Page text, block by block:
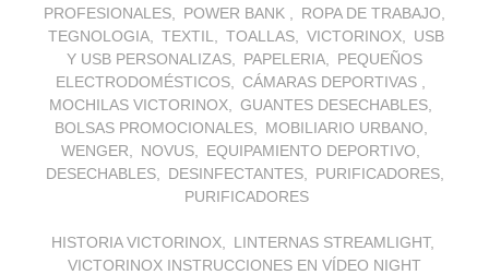
PROFESIONALES
POWER BANK
ROPA DE TRABAJO
TEGNOLOGIA
TEXTIL TOALLAS VICTORINOX
USB
Y USB PERSONALIZAS
PAPELERIA
PEQUEÑOS
ELECTRODOMÉSTICOS
CÁMARAS DEPORTIVAS
MOCHILAS VICTORINOX
GUANTES DESECHABLES
BOLSAS PROMOCIONALES
MOBILIARIO URBANO
WENGER
NOVUS
EQUIPAMIENTO DEPORTIVO
DESECHABLES
DESINFECTANTES
PURIFICADORES
PURIFICADORES
HISTORIA VICTORINOX
LINTERNAS STREAMLIGHT
VICTORINOX INSTRUCCIONES EN VÍDEO NIGHT